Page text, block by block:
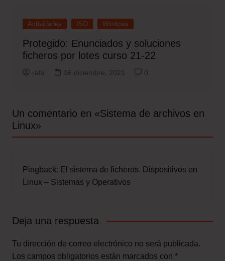
Actividades ISO Windows
Protegido: Enunciados y soluciones
ficheros por lotes curso 21-22
rafa 16 diciembre, 2021 0
Un comentario en «Sistema de archivos en
Linux»
Pingback: El sistema de ficheros. Dispositivos en
Linux – Sistemas y Operativos
Deja una respuesta
Tu dirección de correo electrónico no será publicada.
Los campos obligatorios están marcados con *